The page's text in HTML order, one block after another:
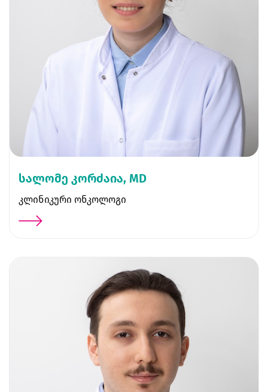
სალომე კორძაია, MD
კლინიკური ონკოლოგი